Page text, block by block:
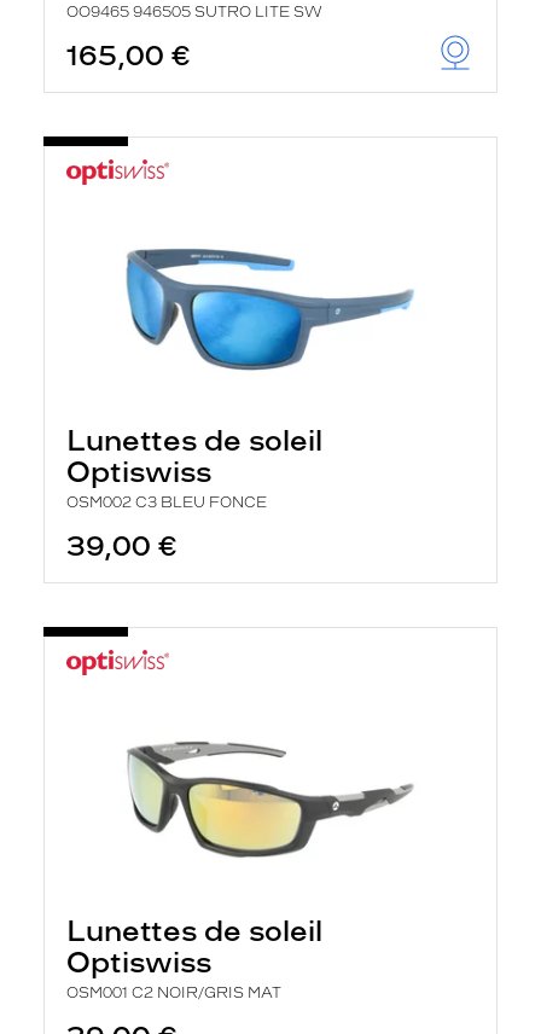
OO9465 946505 SUTRO LITE SW
165,00 €
Lunettes de soleil
Optiswiss
OSM002 C3 BLEU FONCE
39,00 €
Lunettes de soleil
Optiswiss
OSM001 C2 NOIR/GRIS MAT